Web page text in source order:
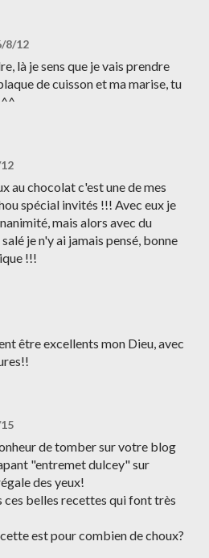
8/12
là je sens que je vais prendre
de cuisson et ma marise, tu
^^
au chocolat c'est une de mes
spécial invités !!! Avec eux je
mais alors avec du
je n'y ai jamais pensé, bonne
!!!
être excellents mon Dieu, avec
de tomber sur votre blog
"entremet dulcey" sur
des yeux!
belles recettes qui font très
est pour combien de choux?